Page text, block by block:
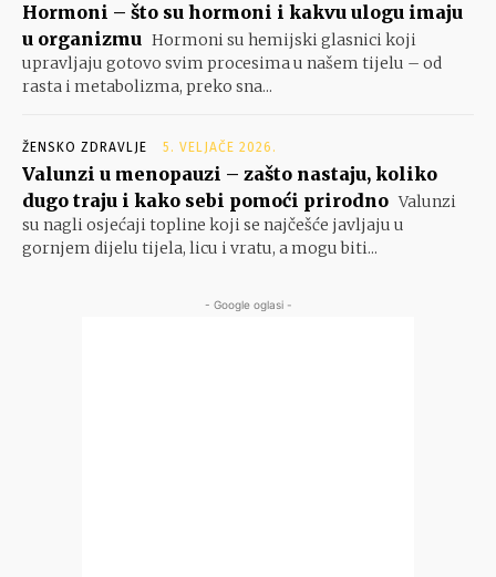
Hormoni – što su hormoni i kakvu ulogu imaju
u organizmu Hormoni su hemijski glasnici koji
upravljaju gotovo svim procesima u našem tijelu – od
rasta i metabolizma, preko sna...
ŽENSKO ZDRAVLJE 5. VELJAČE 2026.
Valunzi u menopauzi – zašto nastaju, koliko
dugo traju i kako sebi pomoći prirodno Valunzi
su nagli osjećaji topline koji se najčešće javljaju u
gornjem dijelu tijela, licu i vratu, a mogu biti...
- Google oglasi -